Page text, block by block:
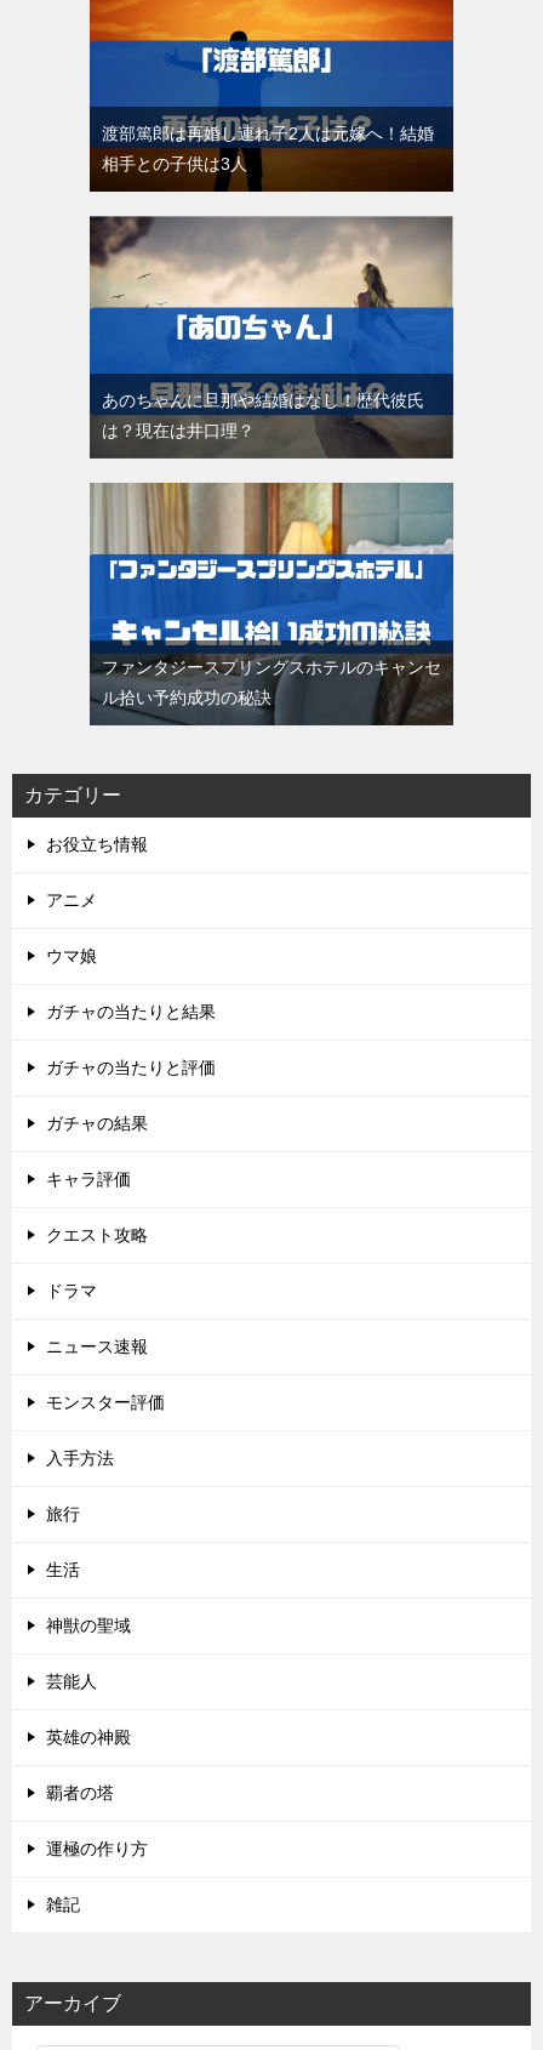
渡部篤郎は再婚し連れ子2人は元嫁へ！結婚
相手との子供は3人
あのちゃんに旦那や結婚はなし！歴代彼氏
は？現在は井口理？
ファンタジースプリングスホテルのキャンセ
ル拾い予約成功の秘訣
カテゴリー
お役立ち情報
アニメ
ウマ娘
ガチャの当たりと結果
ガチャの当たりと評価
ガチャの結果
キャラ評価
クエスト攻略
ドラマ
ニュース速報
モンスター評価
入手方法
旅行
生活
神獣の聖域
芸能人
英雄の神殿
覇者の塔
運極の作り方
雑記
アーカイブ